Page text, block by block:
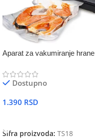
Aparat za vakumiranje hrane
Dostupno
1.390 RSD
Šifra proizvoda: TS18